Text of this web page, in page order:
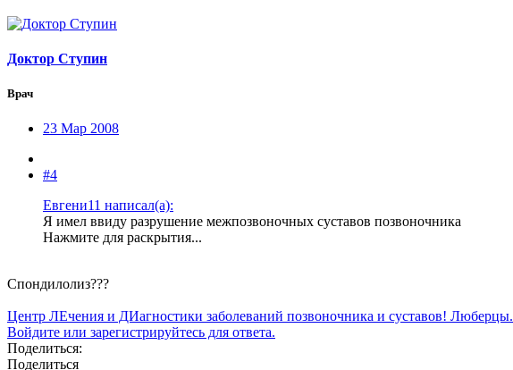
Доктор Ступин
Врач
23 Мар 2008
#4
Евгени11 написал(а):
Я имел ввиду разрушение межпозвоночных суставов позвоночника
Нажмите для раскрытия...
Спондилолиз???
Центр ЛЕчения и ДИагностики заболеваний позвоночника и суставов! Люберцы.
Войдите или зарегистрируйтесь для ответа.
Поделиться:
Поделиться